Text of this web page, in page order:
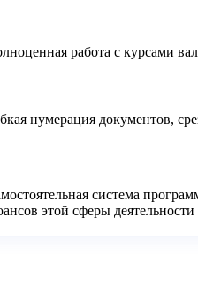
работа с курсами
нумерация документов,
система
этой сферы деятельности